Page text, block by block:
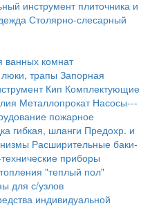
инструмент плиточника и
Столярно-слесарный
ванных комнат
трапы Запорная
Кип Комплектующие
Металлопрокат Насосы---
пожарное
гибкая, шланги Предохр. и
Расширительные баки-
приборы
"теплый пол"
для с/узлов
индивидуальной